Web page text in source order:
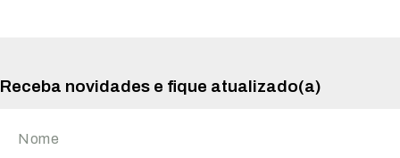
Receba novidades e fique atualizado(a)